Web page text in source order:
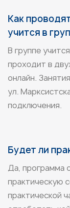
Как
учится в
В группе
проходит в
онлайн.
ул.
подключения.
Будет ли
Да, программа
практическую
практической